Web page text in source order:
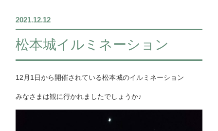
2021.12.12
松本城イルミネーション
12月1日から開催されている松本城のイルミネーション
みなさまは観に行かれましたでしょうか♪